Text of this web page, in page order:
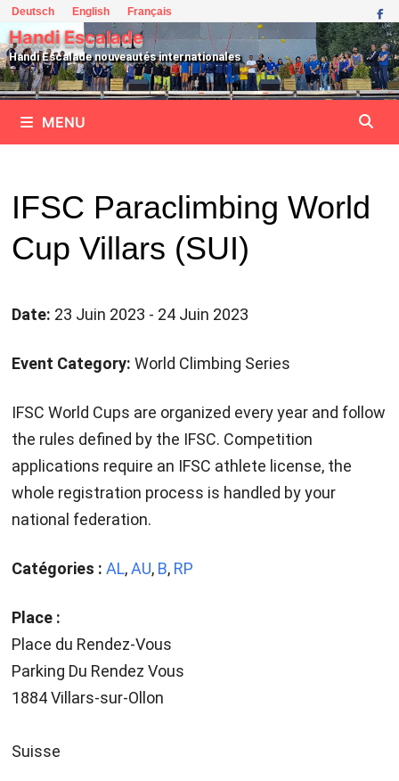
Passer
au
contenu
Deutsch English Français
Handi Escalade
Handi Escalade nouveautés internationales
MENU
IFSC Paraclimbing World
Cup Villars (SUI)
Date: 23 Juin 2023 - 24 Juin 2023
Event Category: World Climbing Series
IFSC World Cups are organized every year and follow
the rules defined by the IFSC. Competition
applications require an IFSC athlete license, the
whole registration process is handled by your
national federation.
Catégories : AL,AU, B, RP
Place :
Place du Rendez-Vous
Parking Du Rendez Vous
1884 Villars-sur-Ollon
Suisse